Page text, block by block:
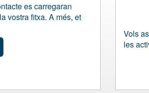
es carregaran
vostra fitxa. A més, et
Vols
les